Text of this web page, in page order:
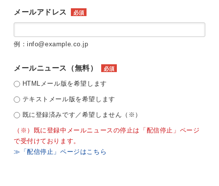
メールアドレス 必須
例：info@example.co.jp
メールニュース（無料） 必須
HTMLメール版を希望します
テキストメール版を希望します
既に登録済みです／希望しません（※）
（※）既に登録中メールニュースの停止は「配信停止」ページ
で受付けております。
≫「配信停止」ページはこちら